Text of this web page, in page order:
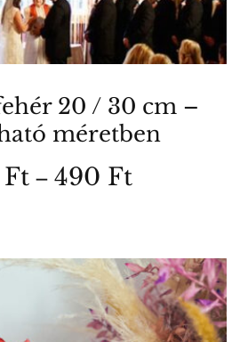
20 / 30 cm –
méretben
Ft – 490 Ft
490 Ft
terméknek
variációja